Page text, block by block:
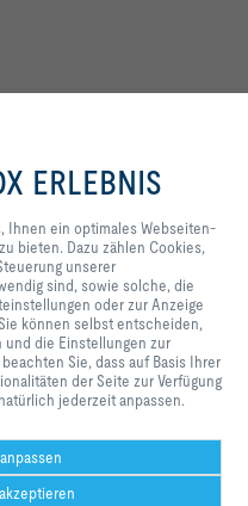
abonnieren
ein optimales
und einfache
die für den
und für die
und
notwendig sind,
lediglich zu
für
oder zur
Inhalte
Sie können selbst
und die
Datennutzung
Bitte
auf Basis Ihrer
ERLEBNIS
Ihnen ein optimales Webseiten-
bieten. Dazu zählen Cookies,
unserer
sind, sowie solche, die
oder zur Anzeige
können selbst entscheiden,
die Einstellungen zur
Sie, dass auf Basis Ihrer
der Seite zur Verfügung
jederzeit anpassen.